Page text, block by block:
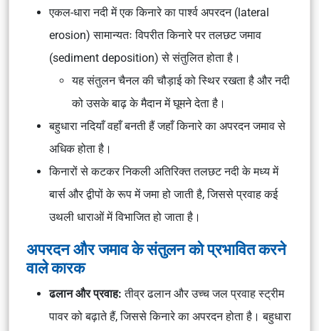
एकल-धारा नदी में एक किनारे का पार्श्व अपरदन (lateral
erosion) सामान्यतः विपरीत किनारे पर तलछट जमाव
(sediment deposition) से संतुलित होता है।
यह संतुलन चैनल की चौड़ाई को स्थिर रखता है और नदी
को उसके बाढ़ के मैदान में घूमने देता है।
बहुधारा नदियाँ वहाँ बनती हैं जहाँ किनारे का अपरदन जमाव से
अधिक होता है।
किनारों से कटकर निकली अतिरिक्त तलछट नदी के मध्य में
बार्स और द्वीपों के रूप में जमा हो जाती है, जिससे प्रवाह कई
उथली धाराओं में विभाजित हो जाता है।
अपरदन और जमाव के संतुलन को प्रभावित करने
वाले कारक
ढलान और प्रवाह:तीव्र ढलान और उच्च जल प्रवाह स्ट्रीम
पावर को बढ़ाते हैं, जिससे किनारे का अपरदन होता है। बहुधारा